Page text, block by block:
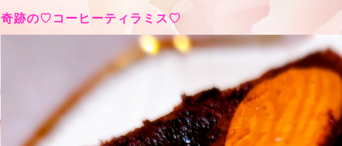
奇跡の♡コーヒーティラミス♡